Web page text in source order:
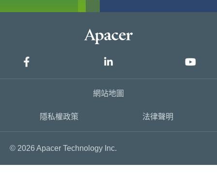
網站地圖
隱私權政策 法律聲明
© 2026 Apacer Technology Inc.